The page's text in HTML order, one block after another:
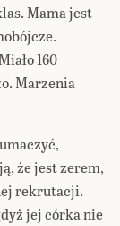
Mama jest
160
Marzenia
że jest zerem,
rekrutacji.
jej córka nie